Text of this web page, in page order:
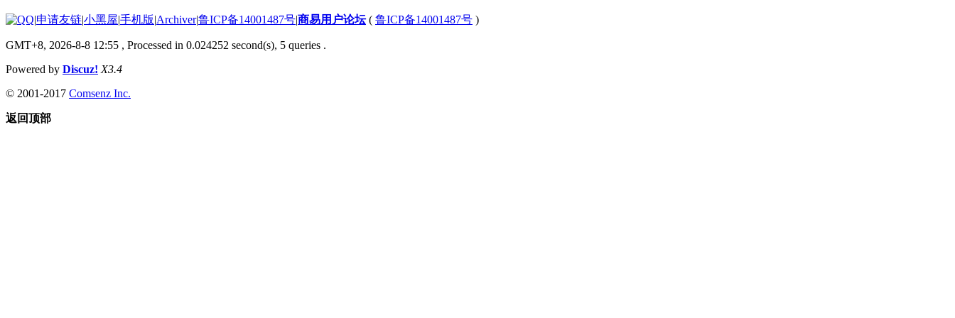
|申请友链|小黑屋|手机版|Archiver|鲁ICP备14001487号|商易用户论坛( 鲁ICP备14001487号 )
GMT+8, 2026-8-8 12:55 , Processed in 0.024252 second(s), 5 queries .
Powered by Discuz! X3.4
© 2001-2017 Comsenz Inc.
返回顶部